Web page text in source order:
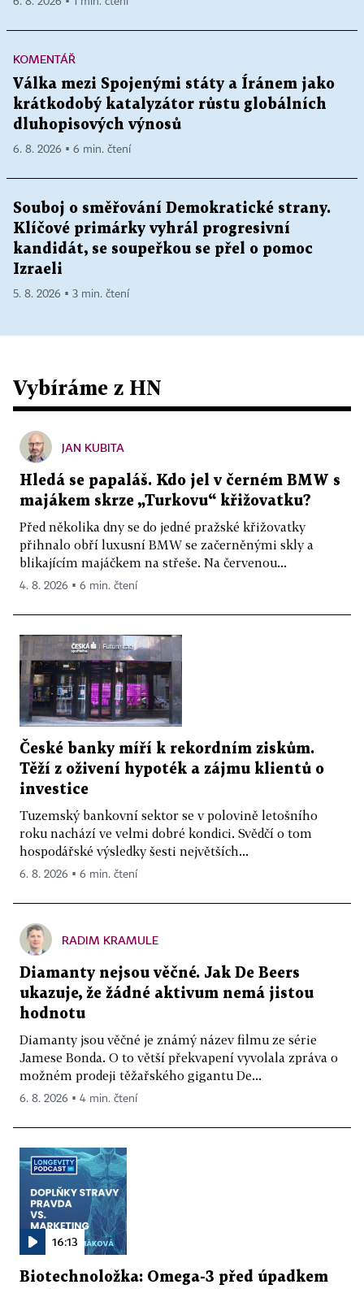
KOMENTÁŘ
Válka mezi Spojenými státy a Íránem jako
krátkodobý katalyzátor růstu globálních
dluhopisových výnosů
6. 8. 2026 ▪ 6 min. čtení
Souboj o směřování Demokratické strany.
Klíčové primárky vyhrál progresivní
kandidát, se soupeřkou se přel o pomoc
Izraeli
5. 8. 2026 ▪ 3 min. čtení
Vybíráme z HN
JAN KUBITA
Hledá se papaláš. Kdo jel v černém BMW s
majákem skrze „Turkovu“ křižovatku?
Před několika dny se do jedné pražské křižovatky
přihnalo obří luxusní BMW se začerněnými skly a
blikajícím majáčkem na střeše. Na červenou...
4. 8. 2026 ▪ 6 min. čtení
České banky míří k rekordním ziskům.
Těží z oživení hypoték a zájmu klientů o
investice
Tuzemský bankovní sektor se v polovině letošního
roku nachází ve velmi dobré kondici. Svědčí o tom
hospodářské výsledky šesti největších...
6. 8. 2026 ▪ 6 min. čtení
RADIM KRAMULE
Diamanty nejsou věčné. Jak De Beers
ukazuje, že žádné aktivum nemá jistou
hodnotu
Diamanty jsou věčné je známý název filmu ze série
Jamese Bonda. O to větší překvapení vyvolala zpráva o
možném prodeji těžařského gigantu De...
6. 8. 2026 ▪ 4 min. čtení
16:13
Biotechnoložka: Omega-3 před úpadkem